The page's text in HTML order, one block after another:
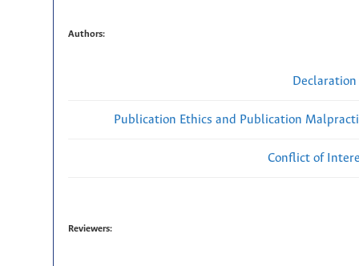
Authors:
Publication Ethics and Publication
Conflict of
Reviewers: